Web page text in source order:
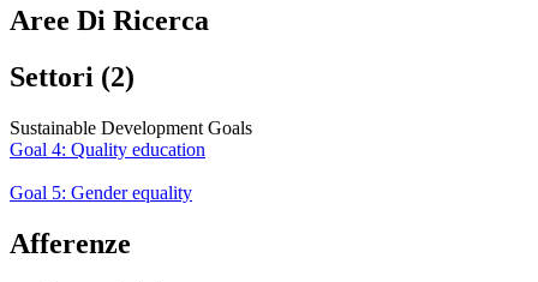
Aree Di Ricerca
Settori (2)
Sustainable Development Goals
Goal 4: Quality education
Goal 5: Gender equality
Afferenze